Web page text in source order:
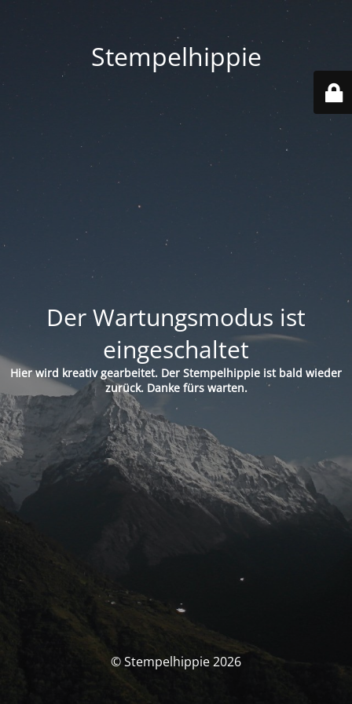
Stempelhippie
Der Wartungsmodus ist
eingeschaltet
Hier wird kreativ gearbeitet. Der Stempelhippie ist bald wieder
zurück. Danke fürs warten.
© Stempelhippie 2026